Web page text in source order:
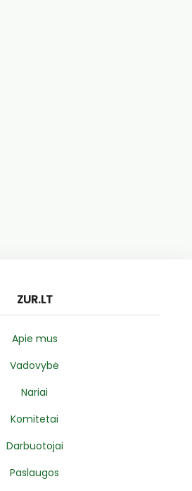
ZUR.LT
Apie mus
Vadovybė
Nariai
Komitetai
Darbuotojai
Paslaugos